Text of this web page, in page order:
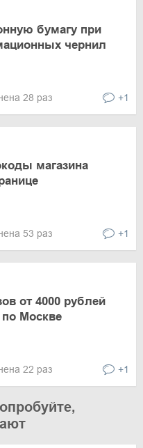
бумагу при
чернил
28 раз +1
магазина
53 раз +1
от 4000 рублей
по Москве
22 раз +1